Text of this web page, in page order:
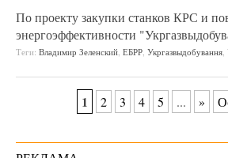
По проекту закупки станков КРС и
энергоэффективности
Теги: Владимир Зеленский ЕБРР Укргазвыдобування
1 2 3 4 5 ... »